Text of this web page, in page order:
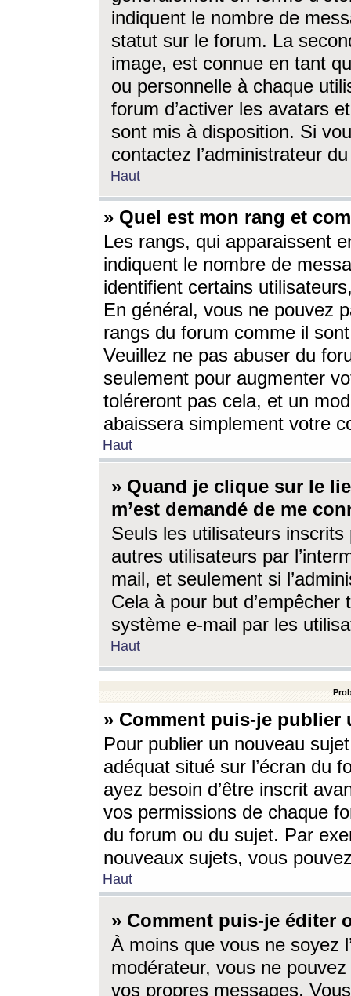
indiquent le nombre de
statut sur le forum. La
image, est connue en tant
ou personnelle à chaque
forum d’activer les avatars
sont mis à disposition. Si
contactez l’administrateur
Haut
» Quel est mon rang et
Les rangs, qui apparaissent
indiquent le nombre de
identifient certains
En général, vous ne pouvez
rangs du forum comme il
Veuillez ne pas abuser du
seulement pour augmenter
toléreront pas cela, et un
abaissera simplement votre
Haut
» Quand je clique sur le
m’est demandé de me
Seuls les utilisateurs
autres utilisateurs par
mail, et seulement si
Cela à pour but
système e-mail par les
Haut
» Comment puis-je
Pour publier un nouveau
adéquat situé sur l’écran du
ayez besoin d’être inscrit
vos permissions de chaque
du forum ou du sujet. Par
nouveaux sujets, vous
Haut
» Comment puis-je éditer
À moins que vous ne soyez
modérateur, vous ne
vos propres messages.